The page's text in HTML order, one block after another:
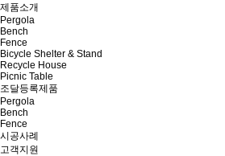
제품소개
Pergola
Bench
Fence
Bicycle Shelter & Stand
Recycle House
Picnic Table
조달등록제품
Pergola
Bench
Fence
시공사례
고객지원